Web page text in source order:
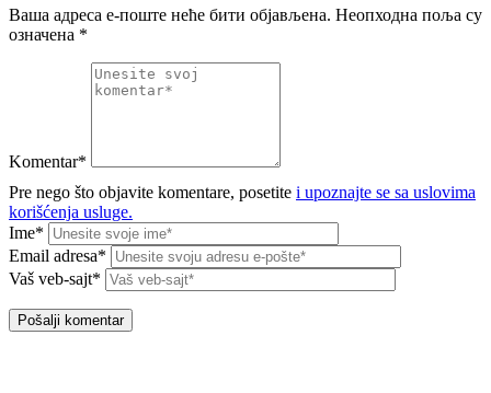
Ваша адреса е-поште неће бити објављена. Неопходна поља су
означена *
Komentar*
Pre nego što objavite komentare, posetite i upoznajte se sa uslovima
korišćenja usluge.
Ime*
Email adresa*
Vaš veb-sajt*